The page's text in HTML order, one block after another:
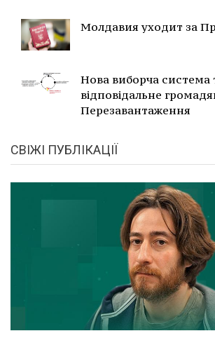
Молдавия уходит за
Нова виборча система
відповідальне
Перезавантаження
СВІЖІ ПУБЛІКАЦІЇ